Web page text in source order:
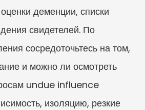
деменции, списки
свидетелей. По
сосредоточьтесь на том,
и можно ли осмотреть
undue influence
изоляцию, резкие